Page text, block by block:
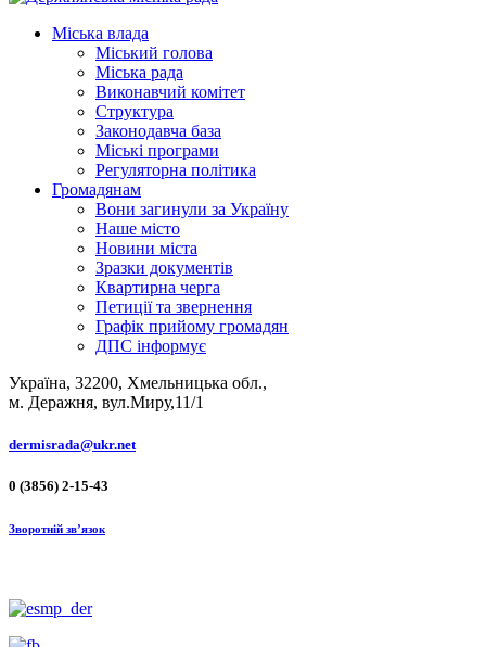
Міська влада
Міський голова
Міська рада
Виконавчий комітет
Структура
Законодавча база
Міські програми
Регуляторна політика
Громадянам
Вони загинули за Україну
Наше місто
Новини міста
Зразки документів
Квартирна черга
Петиції та звернення
Графік прийому громадян
ДПС інформує
Україна, 32200, Хмельницька обл.,
м. Деражня, вул.Миру,11/1
dermisrada@ukr.net
0 (3856) 2-15-43
Зворотній зв’язок